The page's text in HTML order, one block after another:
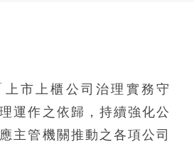
市上櫃公司治理實務守
運作之依歸，持續強化公
主管機關推動之各項公司